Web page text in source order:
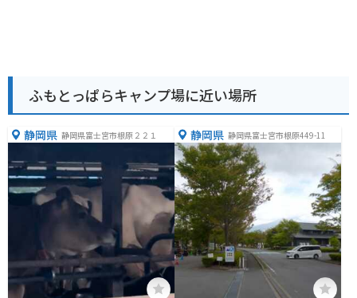
ふもとっぱらキャンプ場に近い場所
静岡県 静岡県富士宮市根原２２１ 静岡県 静岡県富士宮市根原449-11